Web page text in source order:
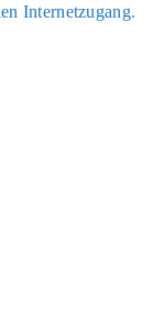
Inter­net­zu­gang.